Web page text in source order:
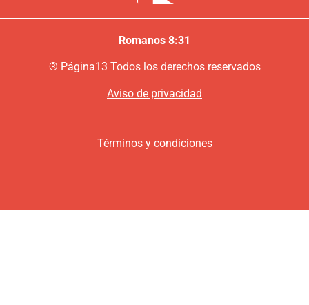
Romanos 8:31
® Página13 Todos los derechos reservados
Aviso de privacidad
Términos y condiciones